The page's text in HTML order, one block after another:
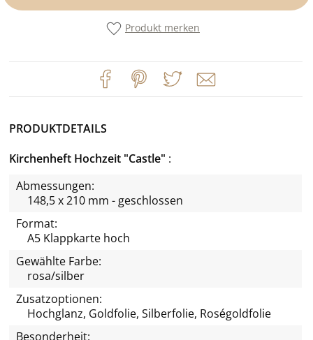
Produkt merken
PRODUKTDETAILS
Kirchenheft Hochzeit "Castle"
Abmessungen:
148,5 x 210 mm - geschlossen
Format:
A5 Klappkarte hoch
Gewählte Farbe:
rosa/silber
Zusatzoptionen:
Hochglanz, Goldfolie, Silberfolie, Roségoldfolie
Besonderheit: